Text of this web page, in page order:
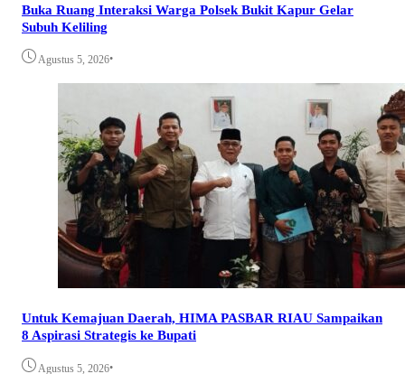
Buka Ruang Interaksi Warga Polsek Bukit Kapur Gelar
Subuh Keliling
Agustus 5, 2026•
Untuk Kemajuan Daerah, HIMA PASBAR RIAU Sampaikan
8 Aspirasi Strategis ke Bupati
Agustus 5, 2026•